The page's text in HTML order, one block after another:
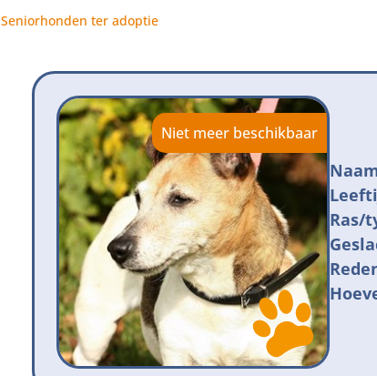
Gemeentelijk meldpunt
Bescherming tegen grasaren
Seniorhonden ter adoptie
Niet meer beschikbaar
Ras/